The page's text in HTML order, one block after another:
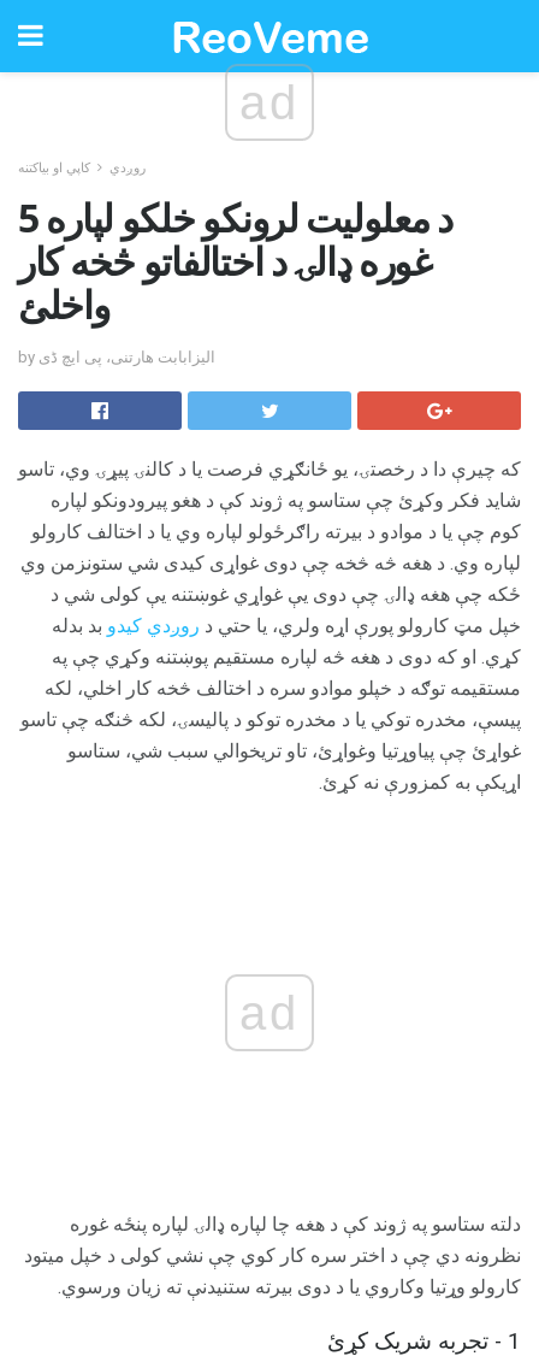
ad
روږدي کاپي او بیاکتنه
5 د معلولیت لرونکو خلکو لپاره
غوره ډالۍ د اختالفاتو څخه کار
واخلئ
by الیزابابت هارتنی، پی ایچ ڈی
که چیرې دا د رخصتۍ، یو ځانګړي فرصت یا د کالنۍ پیړۍ وي، تاسو
شاید فکر وکړئ چې ستاسو په ژوند کې د هغو پیرودونکو لپاره
کوم چې یا د موادو د بیرته راګرځولو لپاره وي یا د اختالف کارولو
لپاره وي. د هغه څه څخه چې دوی غواړی کیدی شي ستونزمن وي
ځکه چې هغه ډالۍ چې دوی یې غواړي غوښتنه یې کولی شي د
خپل مټ کارولو پورې اړه ولري، یا حتي د روږدي کیدو بد بدله
کړي. او که دوی د هغه څه لپاره مستقیم پوښتنه وکړي چې په
مستقیمه توګه د خپلو موادو سره د اختالف څخه کار اخلي، لکه
پیسې، مخدره توکي یا د مخدره توکو د پالیسۍ، لکه څنګه چې تاسو
غواړئ چې پیاوړتیا وغواړئ، تاو تریخوالي سبب شي، ستاسو
اړیکې به کمزورې نه کړئ.
ad
دلته ستاسو په ژوند کې د هغه چا لپاره ډالۍ لپاره پنځه غوره
نظرونه دي چې د اختر سره کار کوي چې نشي کولی د خپل میتود
کارولو وړتیا وکاروي یا د دوی بیرته ستنیدنې ته زیان ورسوي.
1 - تجربه شریک کړئ